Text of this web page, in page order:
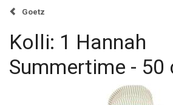
Goetz
Kolli: 1 Hannah
Summertime - 50